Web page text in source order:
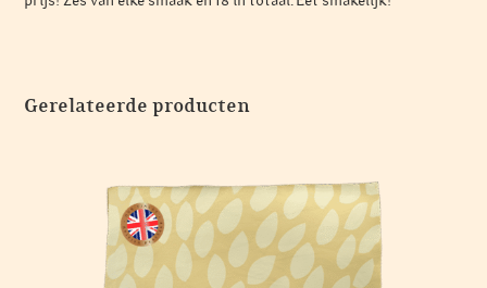
Gerelateerde producten